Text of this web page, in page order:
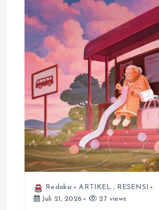
Redaksi ARTIKEL , RESENSI
Juli 21, 2026
27 views